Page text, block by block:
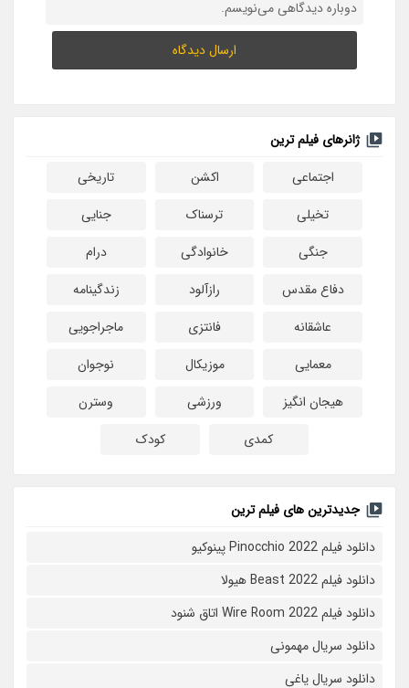
دوباره دیدگاهی می‌نویسم.
ژانرهای فیلم ترین
اجتماعی
اکشن
تاریخی
تخیلی
ترسناک
جنایی
جنگی
خانوادگی
درام
دفاع مقدس
رازآلود
زندگینامه
عاشقانه
فانتزی
ماجراجویی
معمایی
موزیکال
نوجوان
هیجان انگیز
ورزشی
وسترن
کمدی
کودک
جدیدترین های فیلم ترین
دانلود فیلم Pinocchio 2022 پینوکیو
دانلود فیلم Beast 2022 هیولا
دانلود فیلم Wire Room 2022 اتاق شنود
دانلود سریال مهمونی
دانلود سریال یاغی